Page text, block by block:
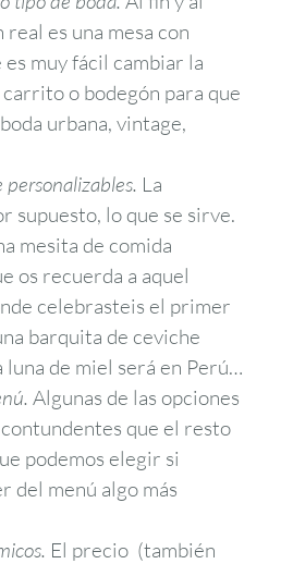
real es una mesa con
es muy fácil cambiar la
o bodegón para que
urbana, vintage,
La
supuesto, lo que se sirve.
mesita de comida
os recuerda a aquel
celebrasteis el primer
barquita de ceviche
de miel será en Perú…
Algunas de las opciones
que el resto
podemos elegir si
del menú algo más
El precio (también